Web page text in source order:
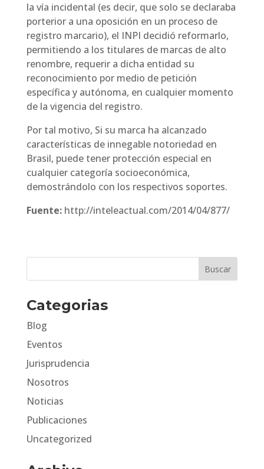
la vía incidental (es decir, que solo se declaraba
porterior a una oposición en un proceso de
registro marcario), el INPI decidió reformarlo,
permitiendo a los titulares de marcas de alto
renombre, requerir a dicha entidad su
reconocimiento por medio de petición
específica y autónoma, en cualquier momento
de la vigencia del registro.
Por tal motivo, Si su marca ha alcanzado
características de innegable notoriedad en
Brasil, puede tener protección especial en
cualquier categoría socioeconómica,
demostrándolo con los respectivos soportes.
Fuente:http://inteleactual.com/2014/04/877/
Categorias
Blog
Eventos
Jurisprudencia
Nosotros
Noticias
Publicaciones
Uncategorized